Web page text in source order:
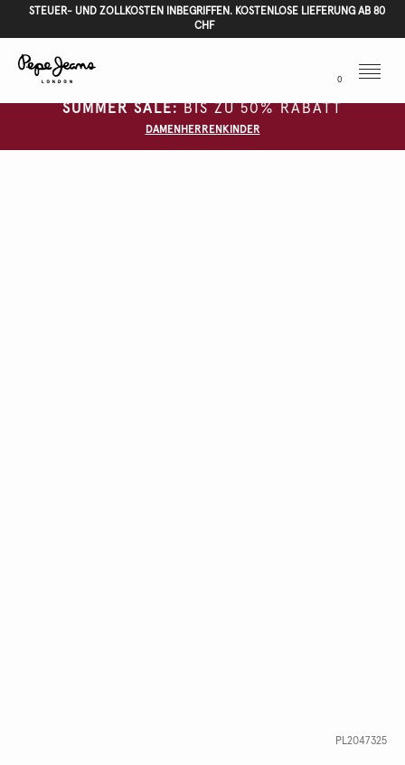
STEUER- UND ZOLLKOSTEN INBEGRIFFEN. KOSTENLOSE LIEFERUNG AB 80
CHF
0
Menu
SUMMER SALE:BIS ZU 50% RABATT
DAMEN HERREN KINDER
PL2047325